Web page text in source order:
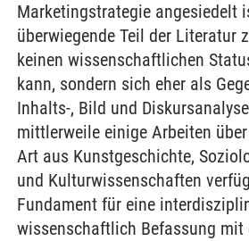
Marketingstrategie angesiedelt
überwiegende Teil der Literatur
keinen wissenschaftlichen
kann, sondern sich eher als
Inhalts-, Bild und
mittlerweile einige Arbeiten
Art aus Kunstgeschichte,
und Kulturwissenschaften
Fundament für eine
wissenschaftlich Befassung mit